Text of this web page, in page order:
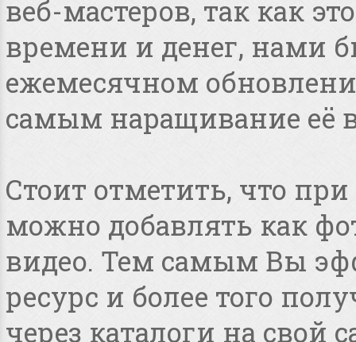
веб-мастеров, так как
времени и денег, нами
ежемесячном
самым наращивание её
Стоит отметить, что
можно добавлять как
видео. Тем самым Вы
ресурс и более того
через каталоги на свой